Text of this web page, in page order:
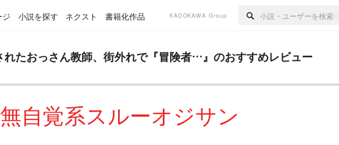
ジ 小説を探す ネクスト 書籍化作品 KADOKAWA Group
れたおっさん教師、街外れで『冒険者…』のおすすめレビュー
無自覚系スルーオジサン